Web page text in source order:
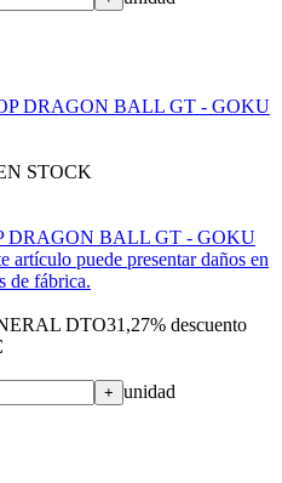
STOCK
DRAGON BALL GT - GOKU
artículo puede presentar daños en
de fábrica.
DTO31,27% descuento
+ unidad